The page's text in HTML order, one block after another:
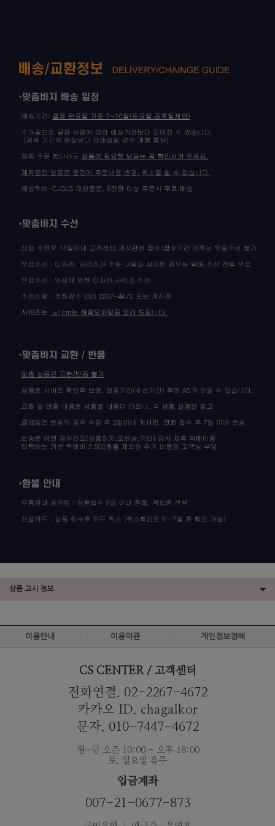
상품 고시 정보
이용안내 이용약관 개인정보정책
CS CENTER / 고객센터
전화연결. 02-2267-4672
카카오 ID. chagalkor
문자. 010-7447-4672
월~금 오즌 10:00 - 오후 18:00
토, 일요일 휴무
입금계좌
007-21-0677-873